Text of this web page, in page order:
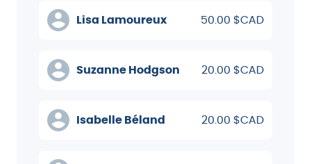
Lisa Lamoureux 50.00 $CAD
Suzanne Hodgson 20.00 $CAD
Isabelle Béland 20.00 $CAD